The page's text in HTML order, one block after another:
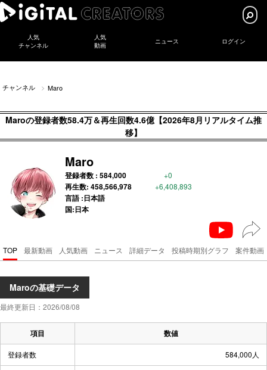
人気
チャンネル
人気
動画
ニュース ログイン
チャンネル Maro
Maroの登録者数58.4万＆再生回数4.6億【2026年8月リアルタイム推
移】
Maro
登録者数 : 584,000 +0
再生数: 458,566,978 +6,408,893
言語 :日本語
国:日本
TOP 最新動画 人気動画 ニュース 詳細データ 投稿時期別グラフ 案件動画
Maroの基礎データ
最終更新日：2026/08/08
項目 数値
登録者数 584,000人